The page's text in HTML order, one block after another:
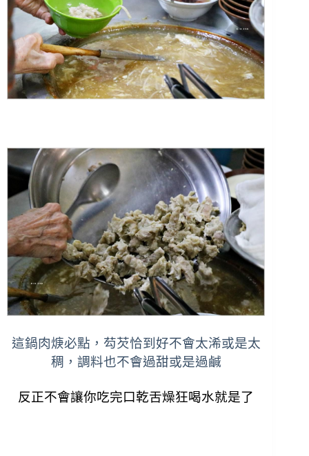
這鍋肉焿必點，芶芡恰到好不會太浠或是太
稠，調料也不會過甜或是過鹹
反正不會讓你吃完口乾舌燥狂喝水就是了